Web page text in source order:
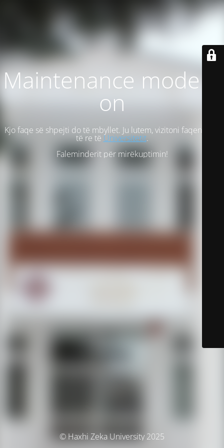
Maintenance mode is
on
Kjo faqe së shpejti do të mbyllet. Ju lutem, vizitoni faqen tonë
të re të Universitetit.
Faleminderit për mirëkuptimin!
© Haxhi Zeka University 2025